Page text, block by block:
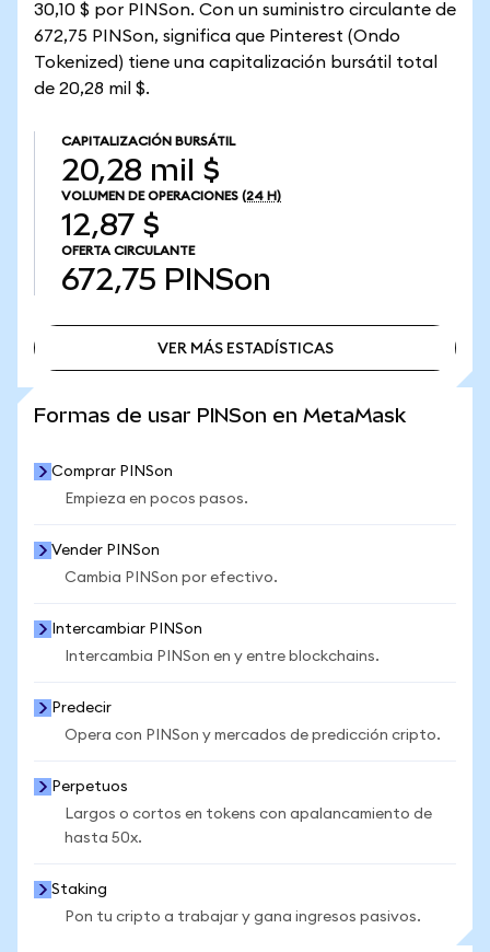
30,10 $ por PINSon. Con un suministro circulante de
672,75 PINSon, significa que Pinterest (Ondo
Tokenized) tiene una capitalización bursátil total
de 20,28 mil $.
CAPITALIZACIÓN BURSÁTIL
20,28 mil $
VOLUMEN DE OPERACIONES (24 H)
12,87 $
OFERTA CIRCULANTE
672,75 PINSon
VER MÁS ESTADÍSTICAS
Formas de usar PINSon en MetaMask
Comprar PINSon
Empieza en pocos pasos.
Vender PINSon
Cambia PINSon por efectivo.
Intercambiar PINSon
Intercambia PINSon en y entre blockchains.
Predecir
Opera con PINSon y mercados de predicción cripto.
Perpetuos
Largos o cortos en tokens con apalancamiento de
hasta 50x.
Staking
Pon tu cripto a trabajar y gana ingresos pasivos.